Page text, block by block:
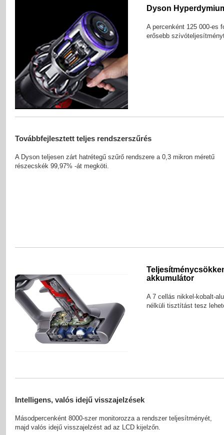
Dyson
A percenként 125 000-es
erősebb
Továbbfejlesztett teljes rendszerszűrés
A Dyson teljesen zárt hatrétegű szűrő rendszere a 0,3 mikron méretű
részecskék 99,97% -át megköti.
akkumulátor
A 7 cellás nikkel-kobalt-
nélküli tisztítást tesz
Intelligens, valós idejű visszajelzések
Másodpercenként 8000-szer monitorozza a rendszer teljesítményét,
majd valós idejű visszajelzést ad az LCD kijelzőn.